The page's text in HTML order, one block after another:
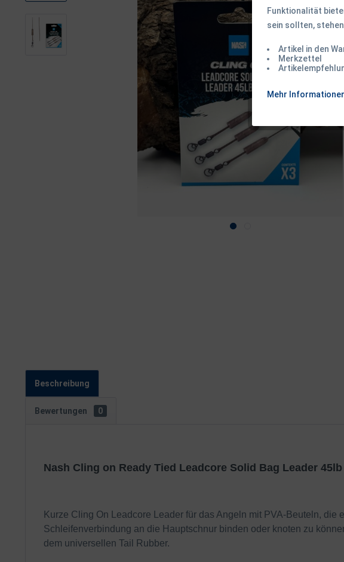
Beschreibung
Bewertungen 0
Nash Cling on Ready Tied Leadcore Solid Bag Leader 45lb
Kurze Cling On Leadcore Leader für das Angeln mit PVA-Beuteln,
Schleifenverbindung an die Hauptschnur binden oder knoten zu
dem universellen Tail Rubber.
Funktionalität
sein sollten,
Artikel in den
Merkzettel
Mehr